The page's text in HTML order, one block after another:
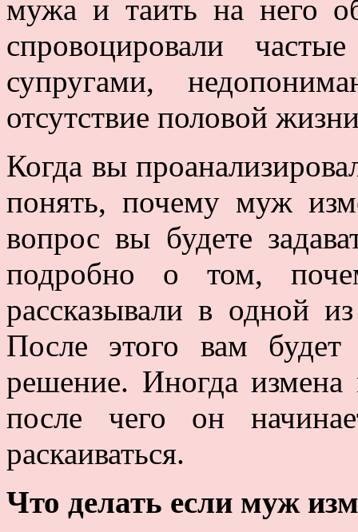
мужа и таить на него
спровоцировали
супругами,
отсутствие половой
Когда вы
понять, почему муж
вопрос вы будете
подробно о том,
рассказывали в одной
После этого вам будет
решение. Иногда измена
после чего он
раскаиваться.
Что делать если муж